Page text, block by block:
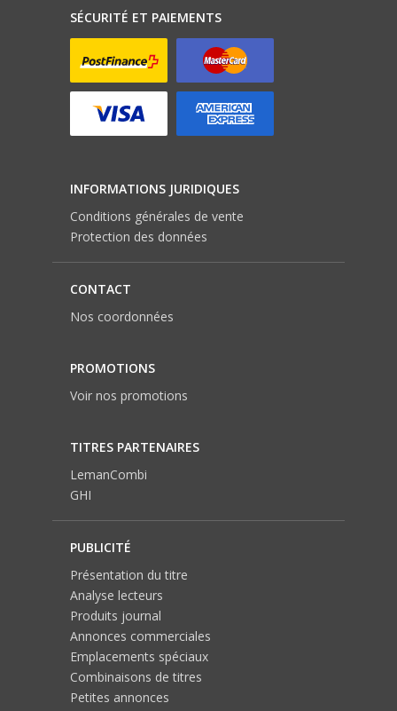
SÉCURITÉ ET PAIEMENTS
INFORMATIONS JURIDIQUES
Conditions générales de vente
Protection des données
CONTACT
Nos coordonnées
PROMOTIONS
Voir nos promotions
TITRES PARTENAIRES
LemanCombi
GHI
PUBLICITÉ
Présentation du titre
Analyse lecteurs
Produits journal
Annonces commerciales
Emplacements spéciaux
Combinaisons de titres
Petites annonces